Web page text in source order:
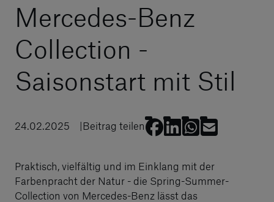
Mercedes-Benz
Collection -
Saisonstart mit Stil
24.02.2025 Beitrag teilen
Praktisch, vielfältig und im Einklang mit der
Farbenpracht der Natur - die Spring-Summer-
Collection von Mercedes-Benz lässt das